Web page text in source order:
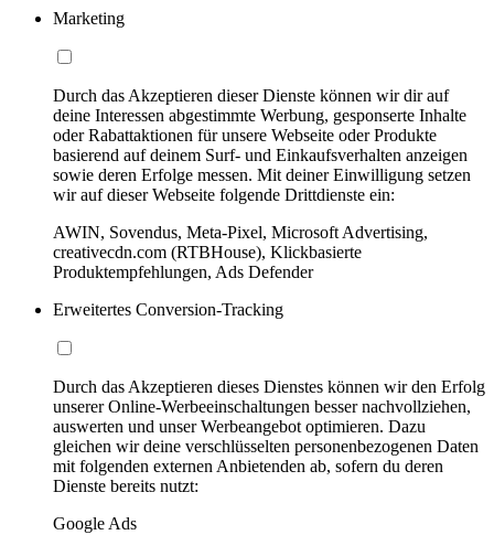
Marketing
Durch das Akzeptieren dieser Dienste können wir dir auf
deine Interessen abgestimmte Werbung, gesponserte Inhalte
oder Rabattaktionen für unsere Webseite oder Produkte
basierend auf deinem Surf- und Einkaufsverhalten anzeigen
sowie deren Erfolge messen. Mit deiner Einwilligung setzen
wir auf dieser Webseite folgende Drittdienste ein:
AWIN, Sovendus, Meta-Pixel, Microsoft Advertising,
creativecdn.com (RTBHouse), Klickbasierte
Produktempfehlungen, Ads Defender
Erweitertes Conversion-Tracking
Durch das Akzeptieren dieses Dienstes können wir den Erfolg
unserer Online-Werbeeinschaltungen besser nachvollziehen,
auswerten und unser Werbeangebot optimieren. Dazu
gleichen wir deine verschlüsselten personenbezogenen Daten
mit folgenden externen Anbietenden ab, sofern du deren
Dienste bereits nutzt:
Google Ads